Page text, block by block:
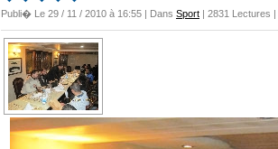
Publi� Le 29 / 11 / 2010 à 16:55 | Dans Sport | 2831 Lectures |